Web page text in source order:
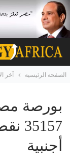
الصفحة الرئيسية آخر
بورصة
أجنبية